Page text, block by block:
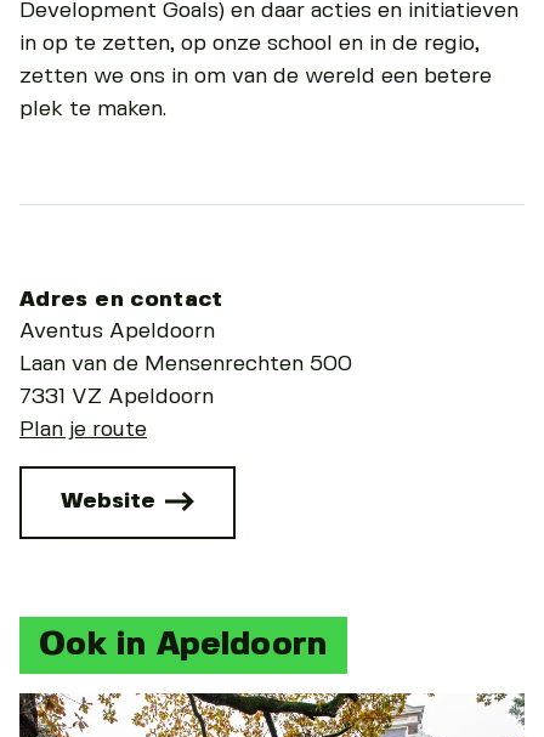
Development Goals) en daar acties en initiatieven
in op te zetten, op onze school en in de regio,
zetten we ons in om van de wereld een betere
plek te maken.
Adres en contact
Aventus Apeldoorn
Laan van de Mensenrechten 500
7331 VZ Apeldoorn
Plan je route
Website
Ook in Apeldoorn